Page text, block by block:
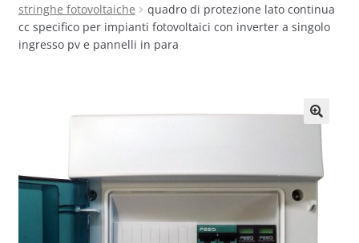
Cart
Checkout
My account
stringhe fotovoltaiche
quadro di protezione lato continua
cc specifico per impianti fotovoltaici con inverter a singolo
ingresso pv e pannelli in para